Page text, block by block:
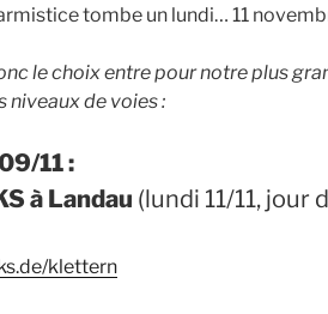
tombe un lundi… 11
le choix entre pour notre plus
niveaux de voies :
11 :
à Landau (lundi 11/11, jour
klettern